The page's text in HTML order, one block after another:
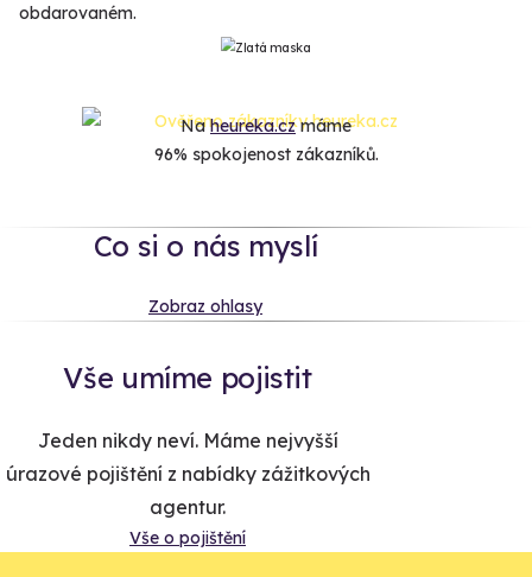
obdarovaném.
Naheureka.czmáme
96% spokojenost zákazníků.
Co si o nás myslí
Zobraz ohlasy
Vše umíme pojistit
Jeden nikdy neví. Máme nejvyšší
úrazové pojištění z nabídky zážitkových
agentur.
Vše o pojištění